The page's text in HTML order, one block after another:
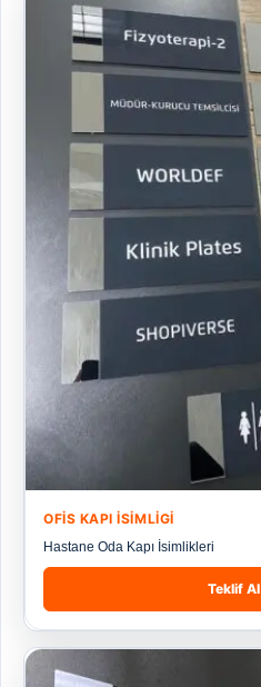
OFIS KAPI İSIMLIGI
Hastane Oda Kapı İsimlikleri
Teklif Al